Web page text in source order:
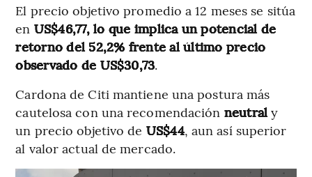
El precio objetivo promedio a 12 meses se sitúa
en US$46,77, lo que implica un potencial de
retorno del 52,2% frente al último precio
observado de US$30,73.
Cardona de Citi mantiene una postura más
cautelosa con una recomendación neutral y
un precio objetivo de US$44, aun así superior
al valor actual de mercado.